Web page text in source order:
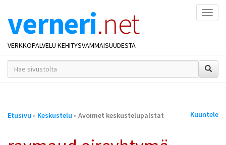
verneri.net
VERKKOPALVELU KEHITYSVAMMAISUUDESTA
hakusana(t)
*
Olet
Etusivu » Keskustelu » Avoimet keskustelupalstat Kuuntele